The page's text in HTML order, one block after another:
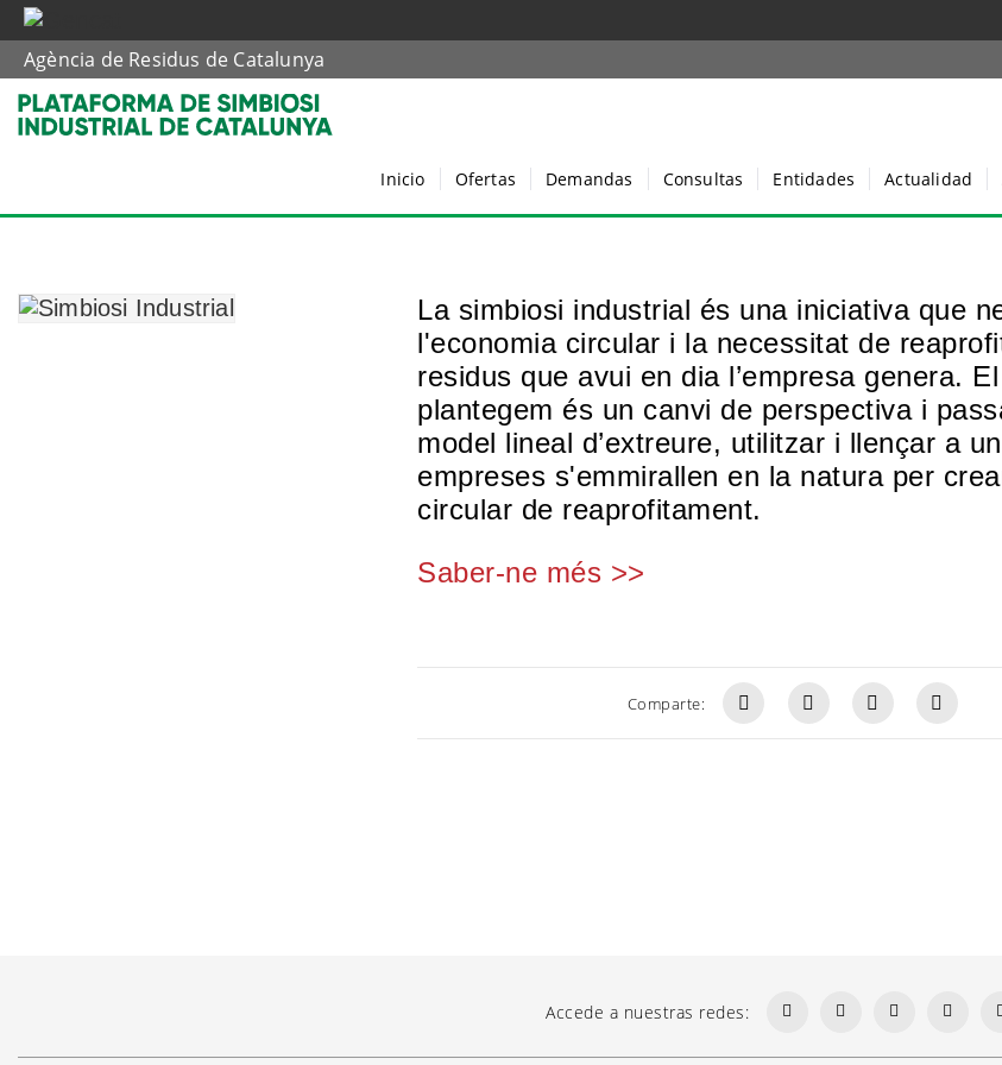
Agència de Residus de Catalunya
Inicio Ofertas Demandas Consultas Entidades Actualidad
La simbiosi industrial és una iniciativa que
l'economia circular i la necessitat de
residus que avui en dia l’empresa genera.
plantegem és un canvi de perspectiva i
model lineal d’extreure, utilitzar i llençar a
empreses s'emmirallen en la natura per
circular de reaprofitament.
Saber-ne més >>
Comparte:
Accede a nuestras redes: